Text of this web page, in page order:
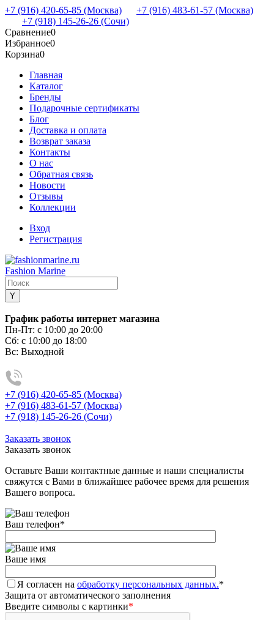
+7 (916) 420-65-85 (Москва)
+7 (916) 483-61-57 (Москва)
+7 (918) 145-26-26 (Сочи)
Сравнение0
Избранное0
Корзина0
Главная
Каталог
Бренды
Подарочные сертификаты
Блог
Доставка и оплата
Возврат заказа
Контакты
О нас
Обратная связь
Новости
Отзывы
Коллекции
Вход
Регистрация
Fashion Marine
График работы интернет магазина
Пн-Пт: с 10:00 до 20:00
Сб: с 10:00 до 18:00
Вс: Выходной
+7 (916) 420-65-85 (Москва)
+7 (916) 483-61-57 (Москва)
+7 (918) 145-26-26 (Сочи)
Заказать звонок
Заказать звонок
Оставьте Ваши контактные данные и наши специалисты
свяжутся с Вами в ближайшее рабочее время для решения
Вашего вопроса.
Ваш телефон*
Ваше имя
Я согласен на обработку персональных данных.*
Защита от автоматического заполнения
Введите символы с картинки*